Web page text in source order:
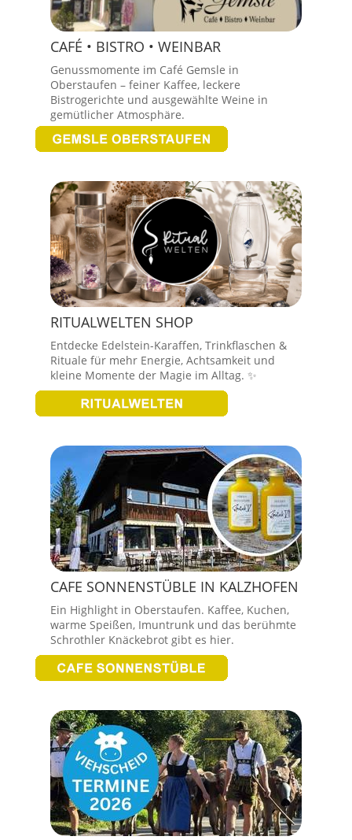
CAFÉ • BISTRO • WEINBAR
Genussmomente im Café Gemsle in
Oberstaufen – feiner Kaffee, leckere
Bistrogerichte und ausgewählte Weine in
gemütlicher Atmosphäre.
RITUALWELTEN SHOP
Entdecke Edelstein-Karaffen, Trinkflaschen &
Rituale für mehr Energie, Achtsamkeit und
kleine Momente der Magie im Alltag. ✨
CAFE SONNENSTÜBLE IN KALZHOFEN
Ein Highlight in Oberstaufen. Kaffee, Kuchen,
warme Speißen, Imuntrunk und das berühmte
Schrothler Knäckebrot gibt es hier.